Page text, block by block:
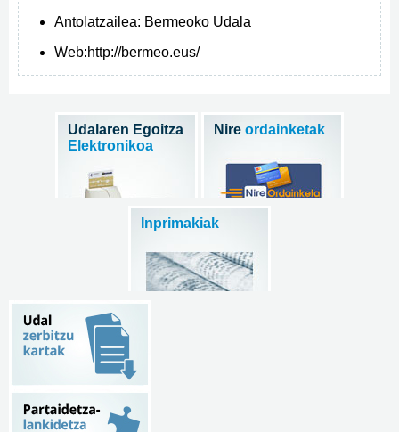
Antolatzailea: Bermeoko Udala
Web:http://bermeo.eus/
Udalaren Egoitza
Elektronikoa
Nire ordainketak
Inprimakiak